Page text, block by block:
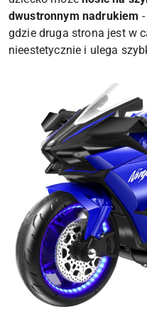
dwustronnym nadrukiem
gdzie druga strona jest w
nieestetycznie i ulega